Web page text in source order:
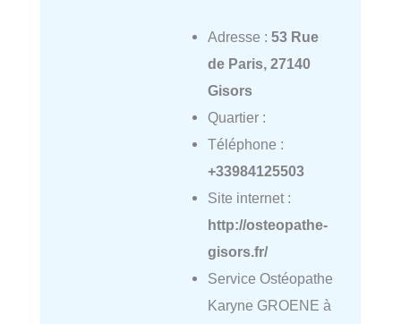
Adresse : 53 Rue
de Paris, 27140
Gisors
Quartier :
Téléphone :
+33984125503
Site internet :
http://osteopathe-
gisors.fr/
Service Ostéopathe
Karyne GROENE à